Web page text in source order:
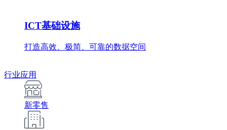
ICT基础设施
打造高效、极简、可靠的数据空间
行业应用
新零售